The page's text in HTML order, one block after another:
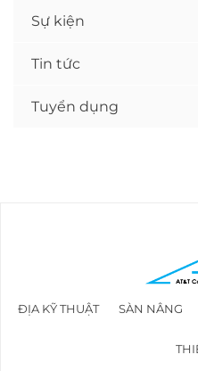
Sự kiện
Tin tức
Tuyển dụng
ĐỊA KỸ THUẬT SÀN NÂNG